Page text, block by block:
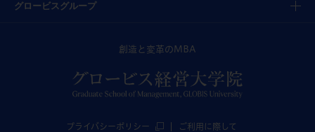
グロービスグループ
創造と変革のMBA
プライバシーポリシー ご利用に際して